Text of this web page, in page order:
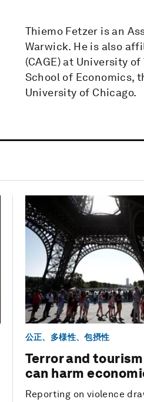
Thiemo Fetzer is an
Warwick. He is also
(CAGE) at University
School of Economics,
University of Chicago.
公正、多様性、包摂性
Terror and
can harm
Reporting on violence